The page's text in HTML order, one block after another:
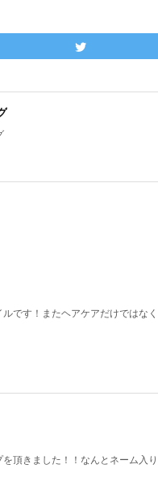
です！またヘアケアだけではな
頂きました！！なんとネーム入り